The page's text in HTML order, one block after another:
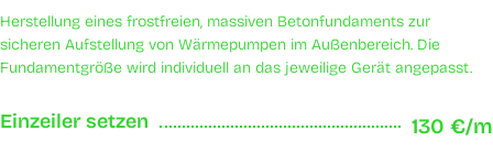
Herstellung eines frostfreien, massiven Betonfundaments zur
sicheren Aufstellung von Wärmepumpen im Außenbereich. Die
Fundamentgröße wird individuell an das jeweilige Gerät angepasst.
Einzeiler setzen 130 €/m